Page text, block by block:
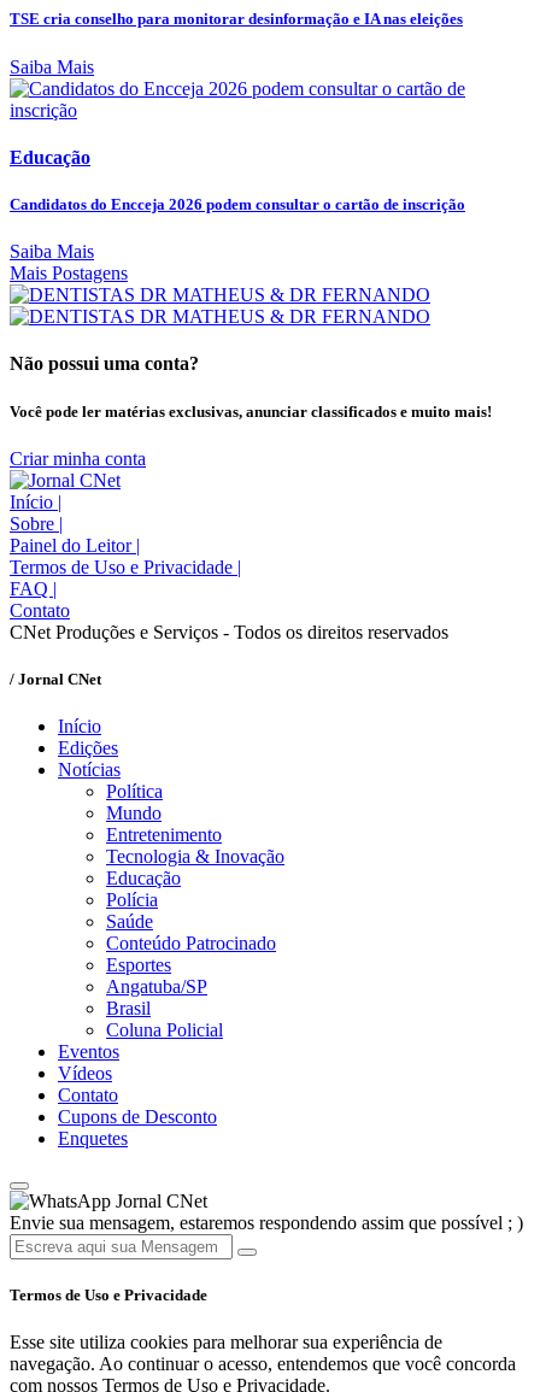
TSE cria conselho para monitorar desinformação e IA nas eleições
Saiba Mais
Educação
Candidatos do Encceja 2026 podem consultar o cartão de inscrição
Saiba Mais
Mais Postagens
Não possui uma conta?
Você pode ler matérias exclusivas, anunciar classificados e muito mais!
Criar minha conta
Início |
Sobre |
Painel do Leitor |
Termos de Uso e Privacidade |
FAQ |
Contato
CNet Produções e Serviços - Todos os direitos reservados
/ Jornal CNet
Início
Edições
Notícias
Política
Mundo
Entretenimento
Tecnologia & Inovação
Educação
Polícia
Saúde
Conteúdo Patrocinado
Esportes
Angatuba/SP
Brasil
Coluna Policial
Eventos
Vídeos
Contato
Cupons de Desconto
Enquetes
Jornal CNet
Envie sua mensagem, estaremos respondendo assim que possível ; )
Termos de Uso e Privacidade
Esse site utiliza cookies para melhorar sua experiência de
navegação. Ao continuar o acesso, entendemos que você concorda
com nossos Termos de Uso e Privacidade.